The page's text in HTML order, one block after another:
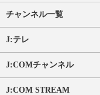
チャンネル一覧
J:テレ
J:COMチャンネル
J:COM STREAM